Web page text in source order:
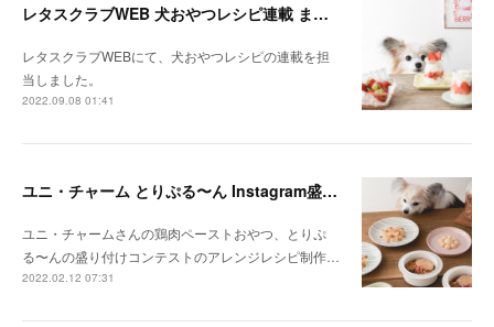
レタスクラブWEB 犬おやつレシピ連載 まとめ
レタスクラブWEBにて、犬おやつレシピの連載を担
当しました。
2022.09.08 01:41
ユニ・チャーム とりぷる〜ん Instagram盛り付けコンテスト
ユニ・チャームさんの鶏肉ペーストおやつ、とりぷ
る〜んの盛り付けコンテストのアレンジレシピ制作…
2022.02.12 07:31